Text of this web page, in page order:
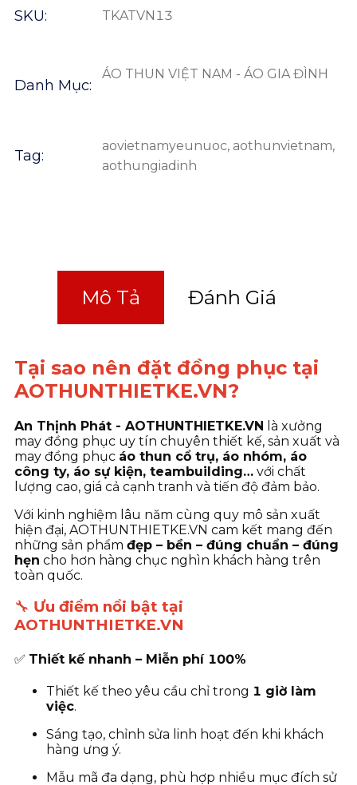
SKU: TKATVN13
Danh Mục:
ÁO THUN VIỆT NAM - ÁO GIA ĐÌNH
Tag:
aovietnamyeunuoc, aothunvietnam,
aothungiadinh
Mô Tả Đánh Giá
Tại sao nên đặt đồng phục tại
AOTHUNTHIETKE.VN?
An Thịnh Phát - AOTHUNTHIETKE.VN là xưởng
may đồng phục uy tín chuyên thiết kế, sản xuất và
may đồng phục áo thun cổ trụ, áo nhóm, áo
công ty, áo sự kiện, teambuilding… với chất
lượng cao, giá cả cạnh tranh và tiến độ đảm bảo.
Với kinh nghiệm lâu năm cùng quy mô sản xuất
hiện đại, AOTHUNTHIETKE.VN cam kết mang đến
những sản phẩm đẹp – bền – đúng chuẩn – đúng
hẹn cho hơn hàng chục nghìn khách hàng trên
toàn quốc.
🔧 Ưu điểm nổi bật tại
AOTHUNTHIETKE.VN
✅ Thiết kế nhanh – Miễn phí 100%
Thiết kế theo yêu cầu chỉ trong 1 giờ làm
việc.
Sáng tạo, chỉnh sửa linh hoạt đến khi khách
hàng ưng ý.
Mẫu mã đa dạng, phù hợp nhiều mục đích sử